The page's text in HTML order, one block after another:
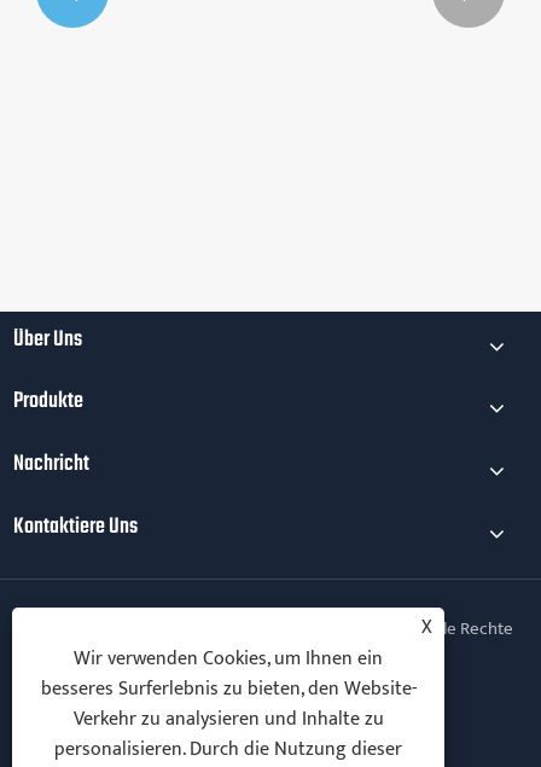
Über Uns
Produkte
Nachricht
Kontaktiere Uns
Copyright © 2025 Ningbo Vanton EV Charger Co., Ltd. Alle Rechte
vorbehalten.
Follow Us
X
Wir verwenden Cookies, um Ihnen ein
besseres Surferlebnis zu bieten, den Website-
Verkehr zu analysieren und Inhalte zu
personalisieren. Durch die Nutzung dieser